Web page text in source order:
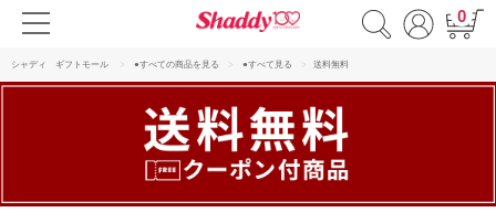
0
シャディ ギフトモール ●すべての商品を見る ●すべて見る 送料無料